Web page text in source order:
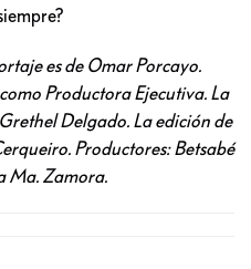
es de Omar Porcayo.
Productora Ejecutiva. La
Delgado. La edición de
Productores: Betsabé
Ma. Zamora.